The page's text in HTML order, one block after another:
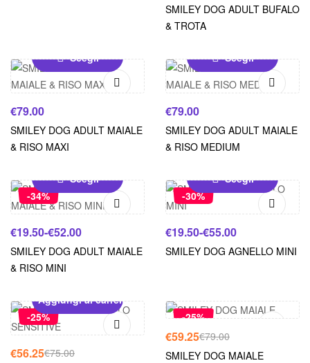
SMILEY DOG ADULT BUFALO
& TROTA
Scegli
€79.00
SMILEY DOG ADULT MAIALE
& RISO MAXI
Scegli
€79.00
SMILEY DOG ADULT MAIALE
& RISO MEDIUM
-34%
Scegli
€19.50-€52.00
SMILEY DOG ADULT MAIALE
& RISO MINI
-30%
Scegli
€19.50-€55.00
SMILEY DOG AGNELLO MINI
-25%
Aggiungi al carrello
€75.00
€56.25
-25%
€79.00
€59.25
SMILEY DOG MAIALE